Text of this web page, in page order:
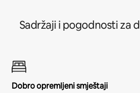
Sadržaji i pogodnosti za
Dobro opremljeni smještaji